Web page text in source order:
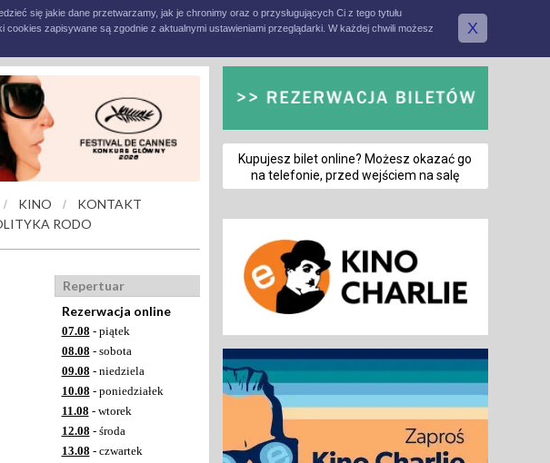
się jakie dane przetwarzamy, jak je chronimy oraz o przysługujących Ci z tego tytułu
cookies zapisywane są zgodnie z aktualnymi ustawieniami przeglądarki. W każdej chwili możesz
X
/ KINO /
KONTAKT
RODO
Repertuar
Rezerwacja online
07.08 - piątek
08.08 - sobota
09.08 - niedziela
10.08 - poniedziałek
11.08 - wtorek
12.08 - środa
13.08 - czwartek
Kupujesz bilet online? Możesz okazać go
na telefonie, przed wejściem na salę